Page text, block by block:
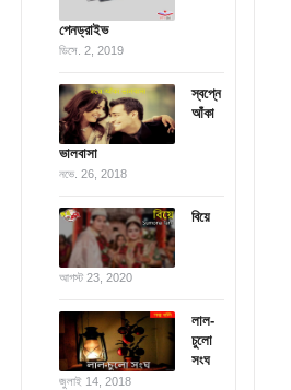
পেনড্রাইভ
ডিসে. 2, 2019
স্বপ্নে
আঁকা
ভালবাসা
নভে. 26, 2018
বিয়ে
আগস্ট 23, 2020
লাল-
চুলো
সংঘ
জুলাই 14, 2018